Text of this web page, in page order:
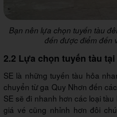
Bạn nên lựa chọn tuyến tàu
đến được điểm đến
2.2 Lựa chọn tuyến tàu
SE là những tuyến tàu hỏa
chuyển từ ga Quy Nhơn đến
SE sẽ đi nhanh hơn các loại
giá vé cũng nhỉnh hơn đôi